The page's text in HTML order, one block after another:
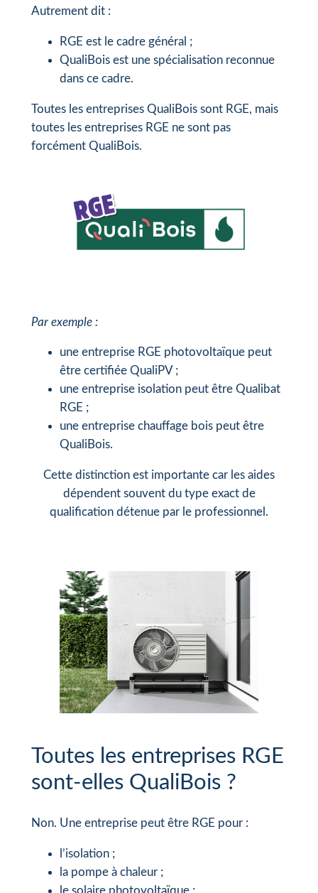
Autrement dit :
RGE est le cadre général ;
QualiBois est une spécialisation reconnue
dans ce cadre.
Toutes les entreprises QualiBois sont RGE, mais
toutes les entreprises RGE ne sont pas
forcément QualiBois.
Par exemple :
une entreprise RGE photovoltaïque peut
être certifiée QualiPV ;
une entreprise isolation peut être Qualibat
RGE ;
une entreprise chauffage bois peut être
QualiBois.
Cette distinction est importante car les aides
dépendent souvent du type exact de
qualification détenue par le professionnel.
Toutes les entreprises RGE
sont-elles QualiBois ?
Non. Une entreprise peut être RGE pour :
l’isolation ;
la pompe à chaleur ;
le solaire photovoltaïque ;